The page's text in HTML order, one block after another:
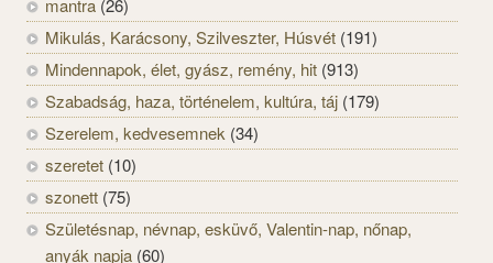
mantra (26)
Mikulás, Karácsony, Szilveszter, Húsvét (191)
Mindennapok, élet, gyász, remény, hit (913)
Szabadság, haza, történelem, kultúra, táj (179)
Szerelem, kedvesemnek (34)
szeretet (10)
szonett (75)
Születésnap, névnap, esküvő, Valentin-nap, nőnap,
anyák napja (60)